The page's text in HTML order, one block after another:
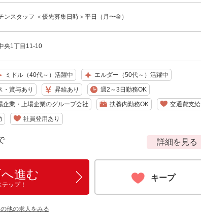
ンスタッフ ＜優先募集日時＞平日（月〜金）
央1丁目11-10
ミドル（40代～）活躍中 エルダー（50代～）活躍中
・賞与あり 昇給あり 週2～3日勤務OK
企業・上場企業のグループ会社 扶養内勤務OK 交通費支給
社員登用あり
詳細を見る
進む
ップ！
キープ
他の求人をみる